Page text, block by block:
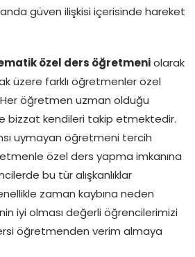
güven ilişkisi içerisinde hareket
özel ders öğretmeni olarak
üzere farklı öğretmenler özel
öğretmen uzman olduğu
bizzat kendileri takip etmektedir.
uymayan öğretmeni tercih
özel ders yapma imkanına
bu tür alışkanlıklar
zaman kaybına neden
iyi olması değerli öğrencilerimizi
öğretmenden verim almaya